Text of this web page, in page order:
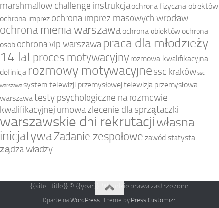
marshmallow challenge instrukcja ochrona fizyczna obiektów
ochrona imprez ochrona imprez masowych wrocław
ochrona mienia warszawa ochrona obiektów ochrona
osób ochrona vip warszawa praca dla młodzieży
14 latproces motywacyjny rozmowa kwalifikacyjna
definicja rozmowy motywacyjne ssc kraków ssc
warszawa system telewizji przemysłowej telewizja przemysłowa
warszawatesty psychologiczne na rozmowie
kwalifikacyjnej umowa zlecenie dla sprzątaczki
warszawskie dni rekrutacjiwłasna
inicjatywaZadanie zespołowe zawód statysta
żądza władzy
{{site_title}} © {{year}}. Wszelkie prawa zastrzeżone
Oparte na WordPress . Theme by Press Customizr.